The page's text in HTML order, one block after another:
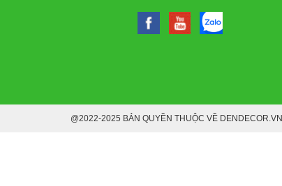
@2022-2025 BẢN QUYỀN THUỘC VỀ DENDECOR.VN